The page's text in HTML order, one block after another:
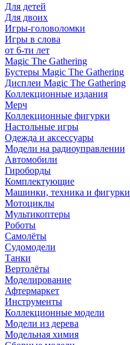
Для детей
Для двоих
Игры-головоломки
Игры в слова
от 6-ти лет
Magic The Gathering
Бустеры Magic The Gathering
Дисплеи Magic The Gathering
Коллекционные издания
Мерч
Коллекционные фигурки
Настольные игры
Одежда и аксессуары
Модели на радиоуправлении
Автомобили
Гироборды
Комплектующие
Машинки, техника и фигурки
Мотоциклы
Мультикоптеры
Роботы
Самолёты
Судомодели
Танки
Вертолёты
Моделирование
Афтермаркет
Инструменты
Коллекционные модели
Модели из дерева
Модельная химия